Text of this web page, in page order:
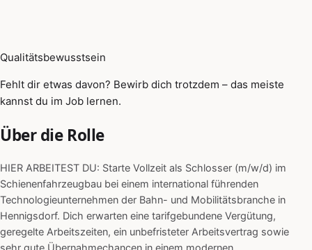
Qualitätsbewusstsein
Fehlt dir etwas davon? Bewirb dich trotzdem – das meiste
kannst du im Job lernen.
Über die Rolle
HIER ARBEITEST DU: Starte Vollzeit als Schlosser (m/w/d) im
Schienenfahrzeugbau bei einem international führenden
Technologieunternehmen der Bahn- und Mobilitätsbranche in
Hennigsdorf. Dich erwarten eine tarifgebundene Vergütung,
geregelte Arbeitszeiten, ein unbefristeter Arbeitsvertrag sowie